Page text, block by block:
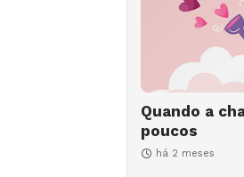
Quando a
poucos
há 2 meses